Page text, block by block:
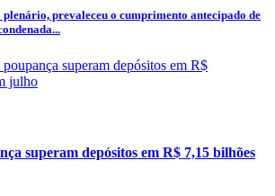
prevaleceu o cumprimento antecipado de
superam depósitos em R$ 7,15 bilhões